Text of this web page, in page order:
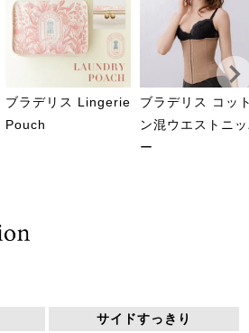
ブラデリス Lingerie
Pouch
ブラデリス コッ
ン混ウエストニ
ー
サイドすっきり